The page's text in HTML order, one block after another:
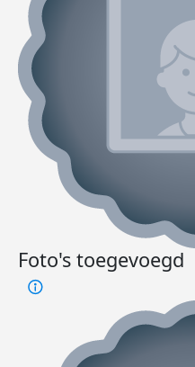
Foto's toegevoegd